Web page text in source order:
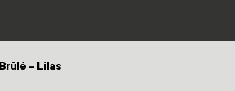
– Lilas